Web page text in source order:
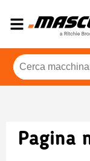
Pagina